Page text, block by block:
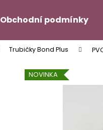
Obchodní podmínky
Trubičky Bond Plus
NOVINKA
Co